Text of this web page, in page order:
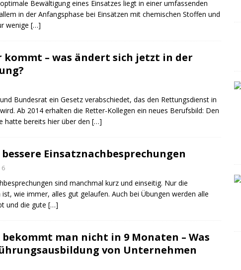
Bewältigung eines Einsatzes liegt in einer umfassenden
in der Anfangsphase bei Einsätzen mit chemischen Stoffen und
wenige […]
– was ändert sich jetzt in der
Bundesrat ein Gesetz verabschiedet, das den Rettungsdienst in
Ab 2014 erhalten die Retter-Kollegen ein neues Berufsbild: Den
hatte bereits hier über den […]
Einsatznachbesprechungen
6
sind manchmal kurz und einseitig. Nur die
wie immer, alles gut gelaufen. Auch bei Übungen werden alle
und die gute […]
man nicht in 9 Monaten – Was
von Unternehmen